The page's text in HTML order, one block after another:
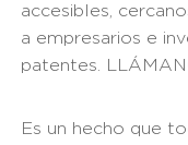
accesibles,
a empresarios e
patentes.
Es un hecho que